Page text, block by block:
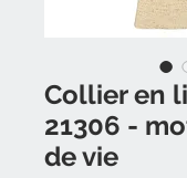
Collier en
21306 -
de vie